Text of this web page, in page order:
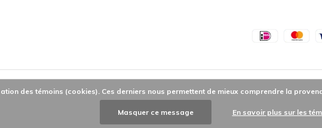
des témoins (cookies). Ces derniers nous permettent de mieux comprendre la
Masquer ce message En savoir plus sur les